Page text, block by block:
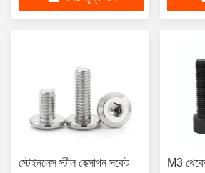
স্টেইনলেস স্টীল হেক্সাগন সকেট
M3